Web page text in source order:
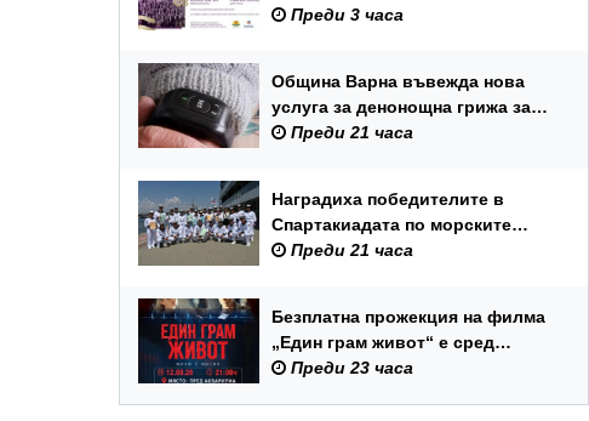
– Младежкия симфоничен
Преди 3 часа
Община Варна въвежда нова
услуга за денонощна грижа за
възрастни хора и лица с трайни
Преди 21 часа
Наградиха победителите в
Спартакиадата по морските
спортове на Военноморските
Преди 21 часа
Безплатна прожекция на филма
„Един грам живот“ е сред
събитията за Международния
Преди 23 часа